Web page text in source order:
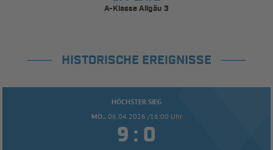
A-Klasse Allgäu 3
HISTORISCHE EREIGNISSE
HÖCHSTER SIEG
MO.. 06.04.2026 /16:00 Uhr
 : 